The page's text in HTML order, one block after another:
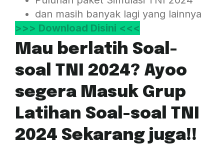
dan masih banyak lagi yang lainnya
>>> Download Disini <<<
Mau berlatih Soal-
soal TNI 2024? Ayoo
segera Masuk Grup
Latihan Soal-soal TNI
2024 Sekarang juga!!